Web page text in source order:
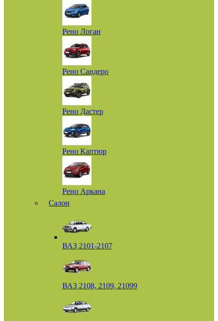
Рено Логан
Рено Сандеро
Рено Дастер
Рено Каптюр
Рено Аркана
Салон
ВАЗ 2101-2107
ВАЗ 2108, 2109, 21099